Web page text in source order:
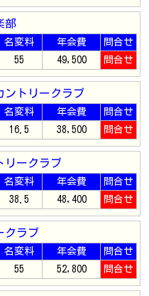
部
名変料 年会費
問合せ
55 49,500 問合せ
ントリークラブ
名変料 年会費
問合せ
16.5 38,500 問合せ
リークラブ
名変料 年会費
問合せ
38.5 48,400 問合せ
クラブ
名変料 年会費
問合せ
55 52,800 問合せ